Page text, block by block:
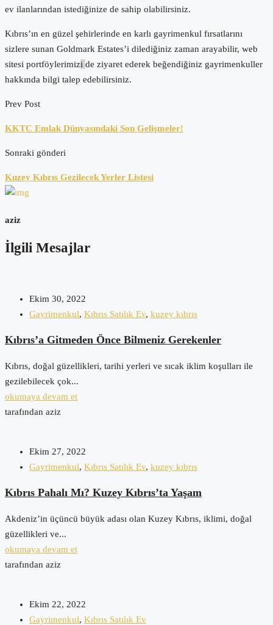
ev ilanlarından istediğinize de sahip olabilirsiniz.
Kıbrıs’ın en güzel şehirlerinde en karlı gayrimenkul fırsatlarını
sizlere sunan Goldmark Estates’i dilediğiniz zaman arayabilir, web
sitesi portföylerimizi de ziyaret ederek beğendiğiniz gayrimenkuller
hakkında bilgi talep edebilirsiniz.
Prev Post
KKTC Emlak Dünyasındaki Son Gelişmeler!
Sonraki gönderi
Kuzey Kıbrıs Gezilecek Yerler Listesi
aziz
İlgili Mesajlar
Ekim 30, 2022
Gayrimenkul, Kıbrıs Satılık Ev, kuzey kıbrıs
Kıbrıs’a Gitmeden Önce Bilmeniz Gerekenler
Kıbrıs, doğal güzellikleri, tarihi yerleri ve sıcak iklim koşulları ile
gezilebilecek çok...
okumaya devam et
tarafından aziz
Ekim 27, 2022
Gayrimenkul, Kıbrıs Satılık Ev, kuzey kıbrıs
Kıbrıs Pahalı Mı? Kuzey Kıbrıs’ta Yaşam
Akdeniz’in üçüncü büyük adası olan Kuzey Kıbrıs, iklimi, doğal
güzellikleri ve...
okumaya devam et
tarafından aziz
Ekim 22, 2022
Gayrimenkul, Kıbrıs Satılık Ev